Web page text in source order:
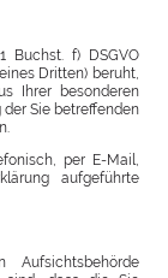
Buchst. f) DSGVO
Dritten) beruht,
Ihrer besonderen
Sie betreffenden
per E-Mail,
aufgeführte